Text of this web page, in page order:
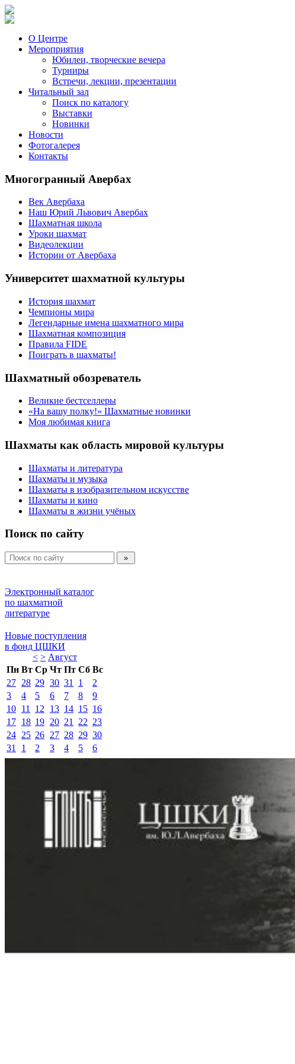
О Центре
Мероприятия
Юбилеи, творческие вечера
Турниры
Встречи, лекции, презентации
Читальный зал
Поиск по каталогу
Выставки
Новинки
Новости
Фотогалерея
Контакты
Многогранный Авербах
Век Авербаха
Наш Юрий Львович Авербах
Шахматная школа
Уроки шахмат
Видеолекции
Истории от Авербаха
Университет шахматной культуры
История шахмат
Чемпионы мира
Легендарные имена шахматного мира
Шахматная композиция
Правила FIDE
Поиграть в шахматы!
Шахматный обозреватель
Великие бестселлеры
«На вашу полку!» Шахматные новинки
Моя любимая книга
Шахматы как область мировой культуры
Шахматы и литература
Шахматы и музыка
Шахматы в изобразительном искусстве
Шахматы и кино
Шахматы в жизни учёных
Поиск по сайту
Электронный каталог
по шахматной
литературе
Новые поступления
в фонд ЦШКИ
< > Август
Пн Вт Ср Чт Пт Сб Вс
27 28 29 30 31 1
2
3
4 5 6 7 8
9
10 11 12 13 14 15 16
17 18 19 20 21 22 23
24 25 26 27 28 29 30
31
1 2 3 4 5 6